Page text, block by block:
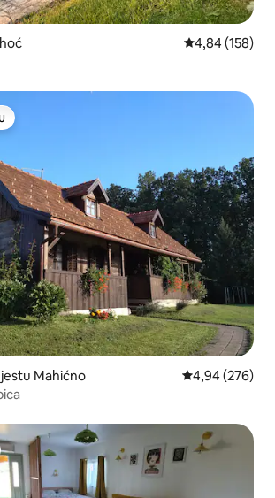
prosječna
4,84 (158)
Mahićno prosječna
4,94 (276)